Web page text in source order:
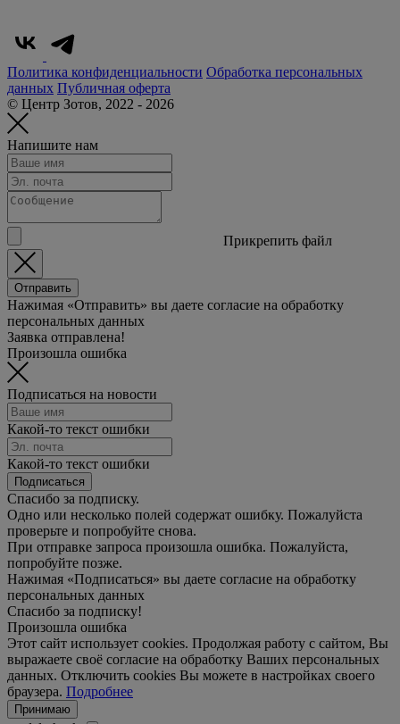
Политика конфиденциальности Обработка персональных
данных Публичная оферта
© Центр Зотов, 2022 - 2026
Напишите нам
Прикрепить файл
Отправить
Нажимая «Отправить» вы даете согласие на обработку
персональных данных
Заявка отправлена!
Произошла ошибка
Подписаться на новости
Какой-то текст ошибки
Какой-то текст ошибки
Подписаться
Спасибо за подписку.
Одно или несколько полей содержат ошибку. Пожалуйста
проверьте и попробуйте снова.
При отправке запроса произошла ошибка. Пожалуйста,
попробуйте позже.
Нажимая «Подписаться» вы даете согласие на обработку
персональных данных
Спасибо за подписку!
Произошла ошибка
Этот сайт использует cookies. Продолжая работу с сайтом, Вы
выражаете своё согласие на обработку Ваших персональных
данных. Отключить cookies Вы можете в настройках своего
браузера. Подробнее
Принимаю